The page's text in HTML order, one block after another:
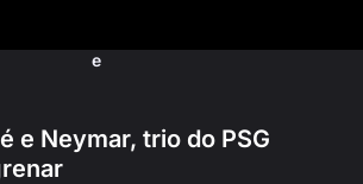
e
e Neymar, trio do PSG